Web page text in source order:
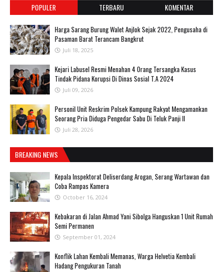
POPULER TERBARU KOMENTAR
Harga Sarang Burung Walet Anjlok Sejak 2022, Pengusaha di
Pasaman Barat Terancam Bangkrut
Juli 18, 2025
‎Kejari Labusel Resmi Menahan 4 Orang Tersangka Kasus
Tindak Pidana Korupsi Di Dinas Sosial T.A 2024
Juli 09, 2026
Personil Unit Reskrim Polsek Kampung Rakyat Mengamankan
Seorang Pria Diduga Pengedar Sabu Di Teluk Panji II
Juli 28, 2026
BREAKING NEWS
Kepala Inspektorat Deliserdang Arogan, Serang Wartawan dan
Coba Rampas Kamera
October 16, 2024
Kebakaran di Jalan Ahmad Yani Sibolga Hanguskan 1 Unit Rumah
Semi Permanen
September 01, 2024
Konflik Lahan Kembali Memanas, Warga Helvetia Kembali
Hadang Pengukuran Tanah